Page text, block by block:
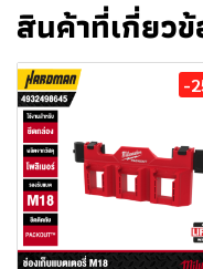
สินค้าที่เกี่ยว
-